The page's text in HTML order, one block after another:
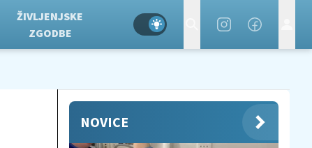
ŽIVLJENJSKE
ZGODBE
NOVICE